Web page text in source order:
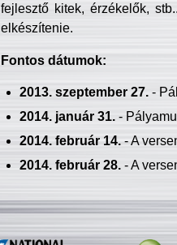
fejlesztő kitek, érzékelők,
elkészítenie.
Fontos dátumok:
2013. szeptember 27.-
2014. január 31.-
2014. február 14.- A
2014. február 28.- A